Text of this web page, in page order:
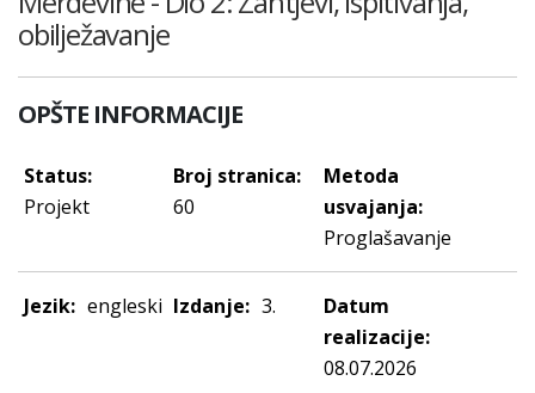
obilježavanje
OPŠTE INFORMACIJE
Status:
Projekt
Broj stranica:
60
Metoda
usvajanja:
Proglašavanje
Jezik: engleski Izdanje: 3.
Datum
realizacije:
08.07.2026